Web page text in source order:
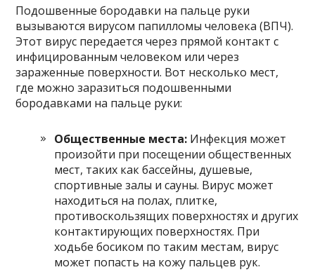
Подошвенные бородавки на пальце руки
вызываются вирусом папилломы человека (ВПЧ).
Этот вирус передается через прямой контакт с
инфицированным человеком или через
зараженные поверхности. Вот несколько мест,
где можно заразиться подошвенными
бородавками на пальце руки:
Общественные места: Инфекция может
произойти при посещении общественных
мест, таких как бассейны, душевые,
спортивные залы и сауны. Вирус может
находиться на полах, плитке,
противоскользящих поверхностях и других
контактирующих поверхностях. При
ходьбе босиком по таким местам, вирус
может попасть на кожу пальцев рук.